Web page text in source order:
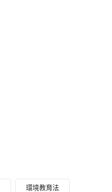
環境教育法